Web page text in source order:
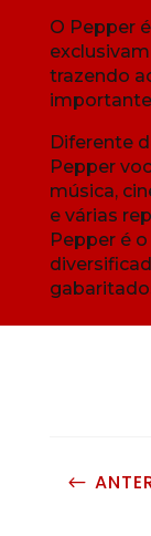
O Pepper
trazendo
Diferente
Pepper
música,
e várias
Pepper é
#